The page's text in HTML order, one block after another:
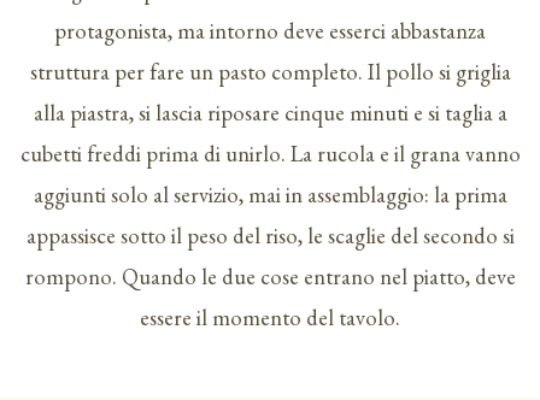
protagonista, ma intorno deve esserci abbastanza
struttura per fare un pasto completo. Il pollo si griglia
alla piastra, si lascia riposare cinque minuti e si taglia a
cubetti freddi prima di unirlo. La rucola e il grana vanno
aggiunti solo al servizio, mai in assemblaggio: la prima
appassisce sotto il peso del riso, le scaglie del secondo si
rompono. Quando le due cose entrano nel piatto, deve
essere il momento del tavolo.